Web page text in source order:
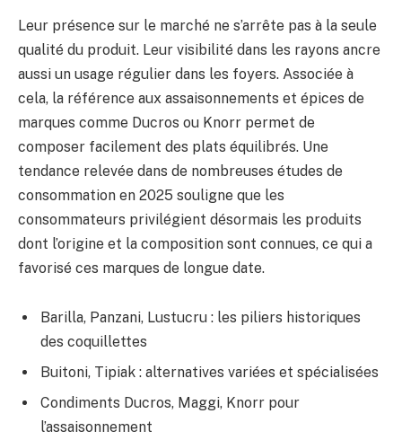
Leur présence sur le marché ne s’arrête pas à la seule
qualité du produit. Leur visibilité dans les rayons ancre
aussi un usage régulier dans les foyers. Associée à
cela, la référence aux assaisonnements et épices de
marques comme Ducros ou Knorr permet de
composer facilement des plats équilibrés. Une
tendance relevée dans de nombreuses études de
consommation en 2025 souligne que les
consommateurs privilégient désormais les produits
dont l’origine et la composition sont connues, ce qui a
favorisé ces marques de longue date.
Barilla, Panzani, Lustucru : les piliers historiques
des coquillettes
Buitoni, Tipiak : alternatives variées et spécialisées
Condiments Ducros, Maggi, Knorr pour
l’assaisonnement